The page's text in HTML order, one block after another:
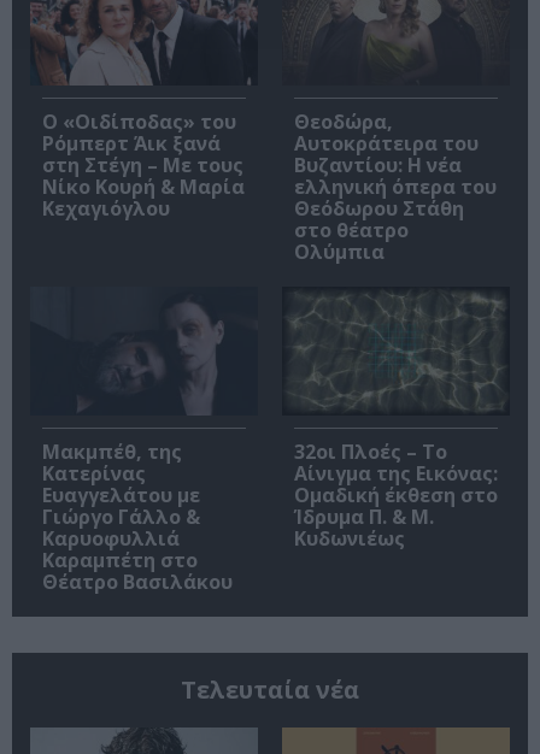
O «Οιδίποδας» του
Ρόμπερτ Άικ ξανά
στη Στέγη – Με τους
Νίκο Κουρή & Μαρία
Κεχαγιόγλου
Θεοδώρα,
Αυτοκράτειρα του
Βυζαντίου: Η νέα
ελληνική όπερα του
Θεόδωρου Στάθη
στο θέατρο
Ολύμπια
Μακμπέθ, της
Κατερίνας
Ευαγγελάτου με
Γιώργο Γάλλο &
Καρυοφυλλιά
Καραμπέτη στο
Θέατρο Βασιλάκου
32οι Πλοές – Το
Αίνιγμα της Εικόνας:
Ομαδική έκθεση στο
Ίδρυμα Π. & Μ.
Κυδωνιέως
Τελευταία νέα